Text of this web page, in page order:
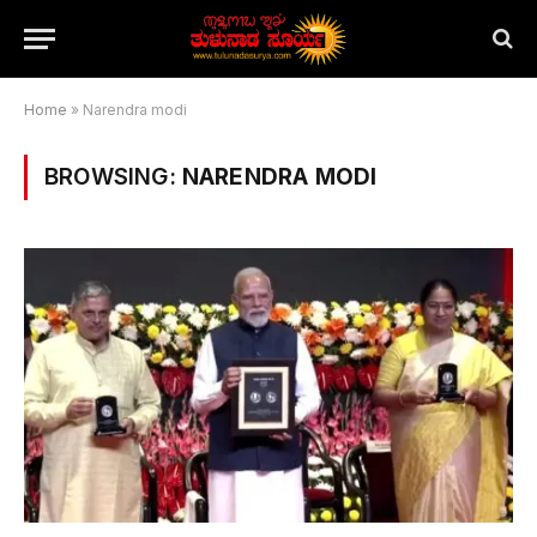
Home » Narendra modi
BROWSING: NARENDRA MODI